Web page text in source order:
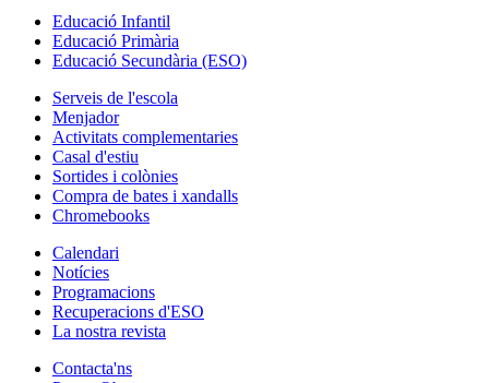
Educació Infantil
Educació Primària
Educació Secundària (ESO)
Serveis de l'escola
Menjador
Activitats complementaries
Casal d'estiu
Sortides i colònies
Compra de bates i xandalls
Chromebooks
Calendari
Notícies
Programacions
Recuperacions d'ESO
La nostra revista
Contacta'ns